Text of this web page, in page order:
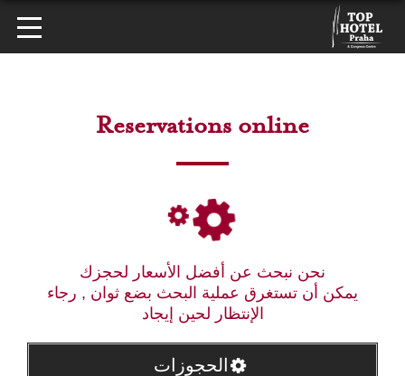
Reservations online
نحن نبحث عن أفضل الأسعار لحجزك
يمكن أن تستغرق عملية البحث بضع ثوان , رجاء
الإنتظار لحين إيجاد
الحجوزات